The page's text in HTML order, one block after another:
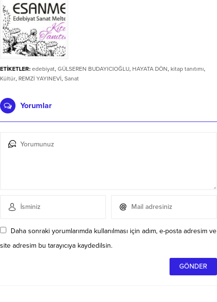
ETİKETLER: edebiyat, GÜLSEREN BUDAYICIOĞLU, HAYATA DÖN, kitap tanıtımı,
Kültür, REMZİ YAYINEVİ, Sanat
Yorumlar
Daha sonraki yorumlarımda kullanılması için adım, e-posta adresim ve
site adresim bu tarayıcıya kaydedilsin.